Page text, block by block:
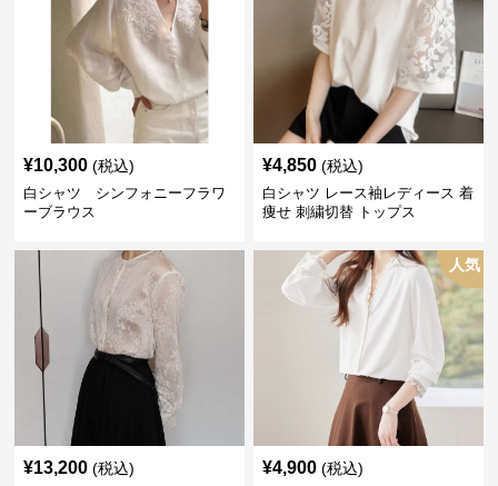
¥10,300 (税込)
白シャツ シンフォニーフラワ
ーブラウス
¥4,850 (税込)
白シャツ レース袖レディース 着
痩せ 刺繍切替 トップス
¥13,200 (税込)
人気
¥4,900 (税込)